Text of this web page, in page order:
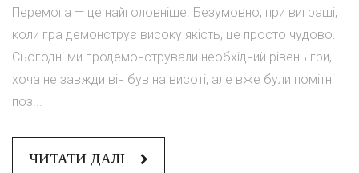
Перемога — це найголовніше. Безумовно, при виграші,
коли гра демонструє високу якість, це просто чудово.
Сьогодні ми продемонстрували необхідний рівень гри,
хоча не завжди він був на висоті, але вже були помітні
поз...
ЧИТАТИ ДАЛІ